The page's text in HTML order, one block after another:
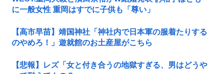
に一般女性 重岡はすでに子供も「尊い」
【高市早苗】靖国神社「神社内で日本軍の服着たりする
のやめろ！」遊就館のお土産屋がこちら
【悲報】レズ「女と付き合うの地獄すぎる、男はどうや